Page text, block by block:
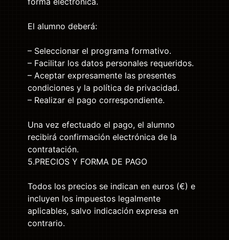
El alumno deberá:
– Seleccionar el programa formativo.
– Facilitar los datos personales requeridos.
– Aceptar expresamente las presentes
condiciones y la política de privacidad.
– Realizar el pago correspondiente.
Una vez efectuado el pago, el alumno
recibirá confirmación electrónica de la
contratación.
5.PRECIOS Y FORMA DE PAGO
Todos los precios se indican en euros (€) e
incluyen los impuestos legalmente
aplicables, salvo indicación expresa en
contrario.